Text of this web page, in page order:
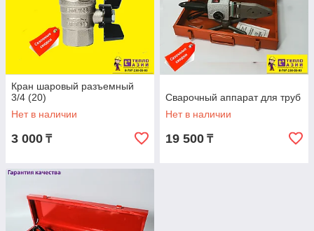
Кран шаровый разъемный
3/4 (20)
Нет в наличии
3 000 ₸
Сварочный аппарат для труб
Нет в наличии
19 500 ₸